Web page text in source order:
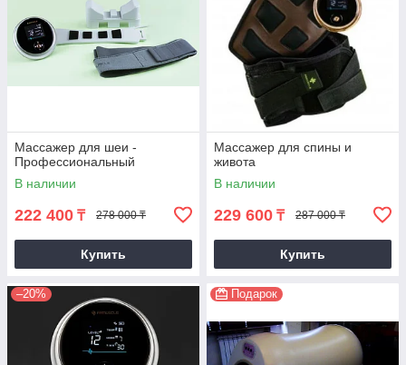
Массажер для шеи -
Профессиональный
В наличии
222 400 ₸ 278 000 ₸
Купить
Массажер для спины и
живота
В наличии
229 600 ₸ 287 000 ₸
Купить
–20% Подарок